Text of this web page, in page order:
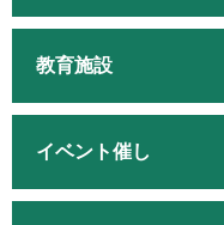
教育施設
イベント催し